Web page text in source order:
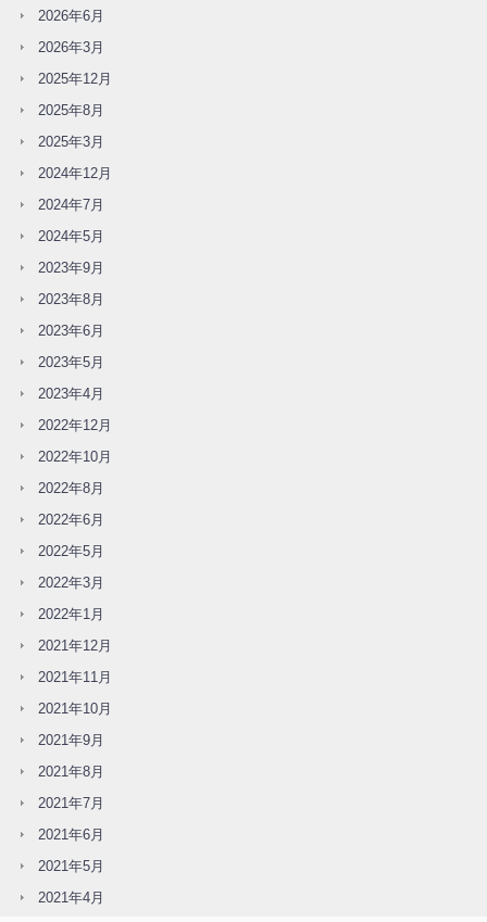
2026年6月
2026年3月
2025年12月
2025年8月
2025年3月
2024年12月
2024年7月
2024年5月
2023年9月
2023年8月
2023年6月
2023年5月
2023年4月
2022年12月
2022年10月
2022年8月
2022年6月
2022年5月
2022年3月
2022年1月
2021年12月
2021年11月
2021年10月
2021年9月
2021年8月
2021年7月
2021年6月
2021年5月
2021年4月